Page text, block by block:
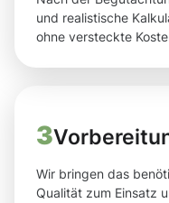
und realistische
ohne versteckte
3
Wir bringen das
Qualität zum Einsatz